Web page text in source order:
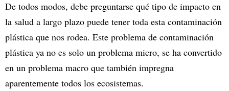
De todos modos, debe preguntarse qué tipo de impacto en
la salud a largo plazo puede tener toda esta contaminación
plástica que nos rodea. Este problema de contaminación
plástica ya no es solo un problema micro, se ha convertido
en un problema macro que también impregna
aparentemente todos los ecosistemas.